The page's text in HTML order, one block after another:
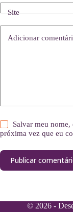
Site
Adicionar
Salvar meu nome,
próxima vez que eu
Publicar
© 2026 -